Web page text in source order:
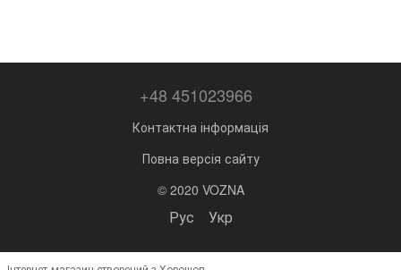
+48 451023966
Контактна інформація
Повна версія сайту
© 2020 VOZNA
Рус Укр